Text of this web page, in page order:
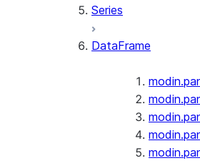
Series
DataFrame